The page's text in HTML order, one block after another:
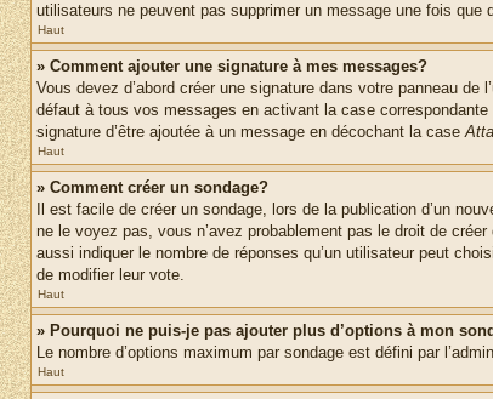
utilisateurs ne peuvent pas supprimer un message une fois que
Haut
» Comment ajouter une signature à mes messages?
Vous devez d’abord créer une signature dans votre panneau
défaut à tous vos messages en activant la case correspondante
signature d’être ajoutée à un message en décochant la case
Haut
» Comment créer un sondage?
Il est facile de créer un sondage, lors de la publication d’un
ne le voyez pas, vous n’avez probablement pas le droit de
aussi indiquer le nombre de réponses qu’un utilisateur peut
de modifier leur vote.
Haut
» Pourquoi ne puis-je pas ajouter plus d’options à mon
Le nombre d’options maximum par sondage est défini par
Haut